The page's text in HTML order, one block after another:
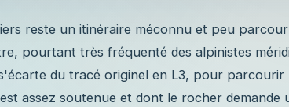
reste un itinéraire méconnu et peu
pourtant très fréquenté des alpinistes
du tracé originel en L3, pour parcourir
assez soutenue et dont le rocher demande